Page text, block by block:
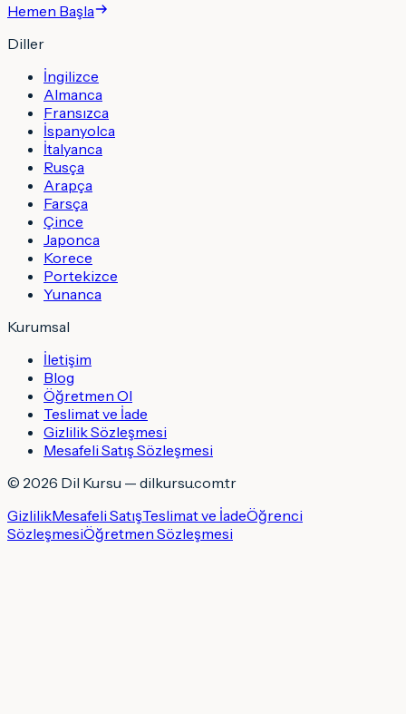
Hemen Başla
Diller
İngilizce
Almanca
Fransızca
İspanyolca
İtalyanca
Rusça
Arapça
Farsça
Çince
Japonca
Korece
Portekizce
Yunanca
Kurumsal
İletişim
Blog
Öğretmen Ol
Teslimat ve İade
Gizlilik Sözleşmesi
Mesafeli Satış Sözleşmesi
© 2026 Dil Kursu — dilkursu.com.tr
GizlilikMesafeli SatışTeslimat ve İadeÖğrenci
SözleşmesiÖğretmen Sözleşmesi